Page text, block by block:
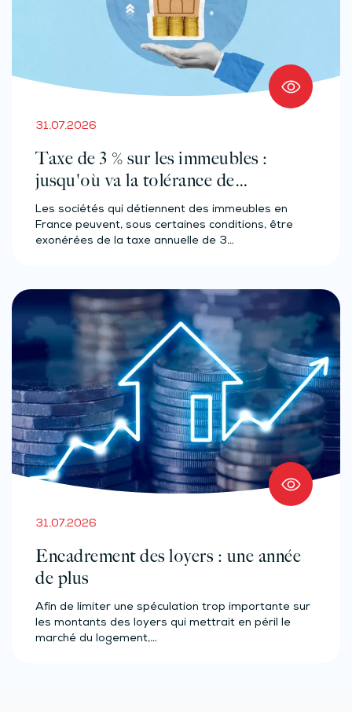
31.07.2026
Taxe de 3 % sur les immeubles :
jusqu'où va la tolérance de
l'administration ?
Les sociétés qui détiennent des immeubles en
France peuvent, sous certaines conditions, être
exonérées de la taxe annuelle de 3…
31.07.2026
Encadrement des loyers : une année
de plus
Afin de limiter une spéculation trop importante sur
les montants des loyers qui mettrait en péril le
marché du logement,…